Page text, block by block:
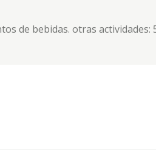
de bebidas. otras